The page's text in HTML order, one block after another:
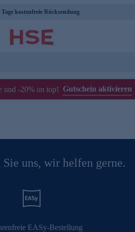
Tage kostenfreie Rücksendung
und -20% on top! Gutschein aktivieren
uns, wir helfen gerne.
EASy-Bestellung